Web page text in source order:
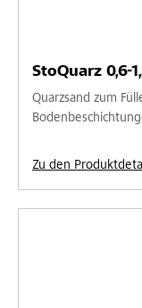
StoQuarz 0,6-
Quarzsand zum
Zu den